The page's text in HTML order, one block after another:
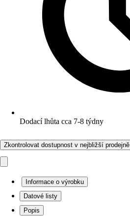
Dodací lhůta cca 7-8 týdny
Zkontrolovat dostupnost v nejbližší prodejně
Informace o výrobku
Datové listy
Popis